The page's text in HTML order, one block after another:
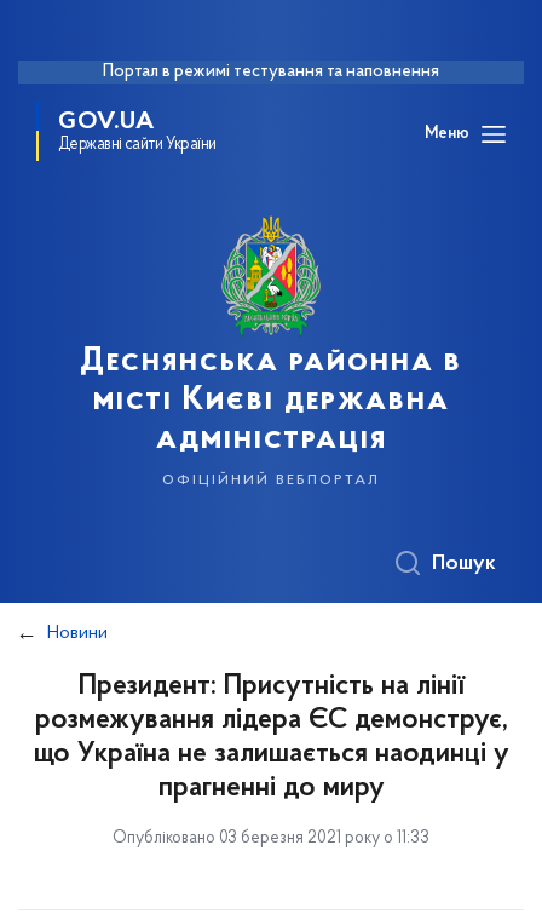
Портал в режимі тестування та наповнення
GOV.UA
Державні сайти України
Меню
Деснянська районна в
місті Києві державна
адміністрація
офіційний вебпортал
Пошук
Новини
Президент: Присутність на лінії
розмежування лідера ЄС демонструє,
що Україна не залишається наодинці у
прагненні до миру
Опубліковано 03 березня 2021 року о 11:33